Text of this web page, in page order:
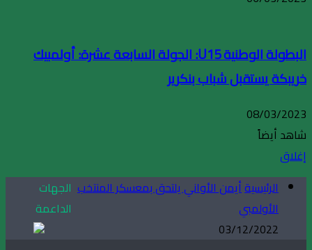
البطولة الوطنية U15: الجولة السابعة عشرة: أولمبيك
خريبكة يستقبل شباب بنكرير
08/03/2023
شاهد أيضاً
إغلاق
الرئيسيةأيمن الأواني يلتحق بمعسكر المنتخب
الأولمبي
03/12/2022
الجهات
الداعمة